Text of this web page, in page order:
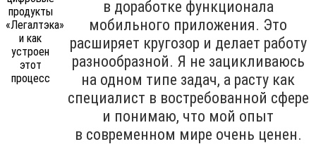
в доработке функционала
мобильного приложения. Это
расширяет кругозор и делает работу
разнообразной. Я не зацикливаюсь
на одном типе задач, а расту как
специалист в востребованной сфере
и понимаю, что мой опыт
в современном мире очень ценен.